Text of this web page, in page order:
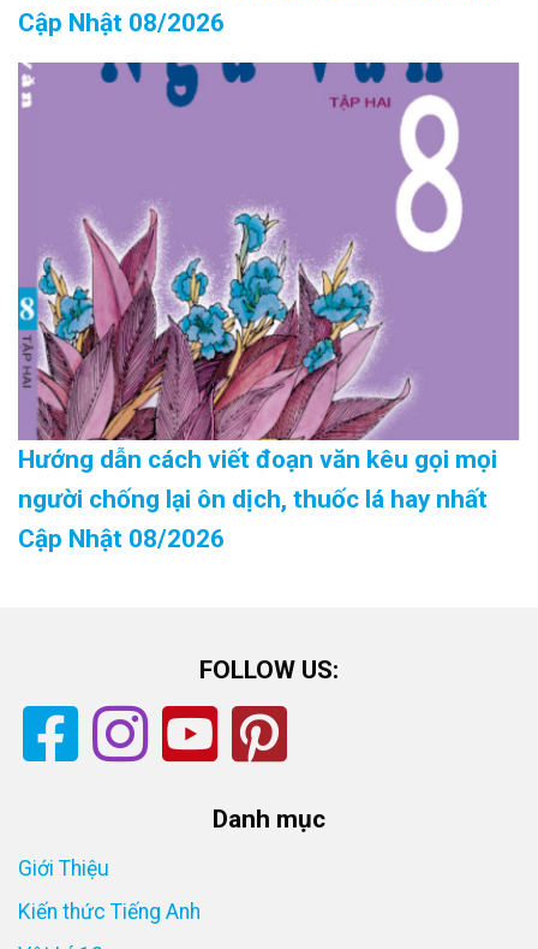
Cập Nhật 08/2026
Hướng dẫn cách viết đoạn văn kêu gọi mọi
người chống lại ôn dịch, thuốc lá hay nhất
Cập Nhật 08/2026
FOLLOW US:
Danh mục
Giới Thiệu
Kiến thức Tiếng Anh